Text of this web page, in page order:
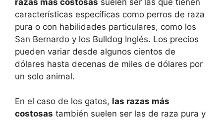
características específicas como perros de raza
pura o con habilidades particulares, como los
San Bernardo y los Bulldog Inglés. Los precios
pueden variar desde algunos cientos de
dólares hasta decenas de miles de dólares por
un solo animal.
En el caso de los gatos, las razas más
costosas también suelen ser las de raza pura y